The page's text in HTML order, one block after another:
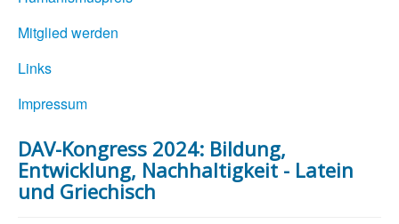
Mitglied werden
Links
Impressum
DAV-Kongress 2024: Bildung,
Entwicklung, Nachhaltigkeit - Latein
und Griechisch